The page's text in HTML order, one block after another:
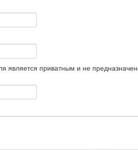
является приватным и не